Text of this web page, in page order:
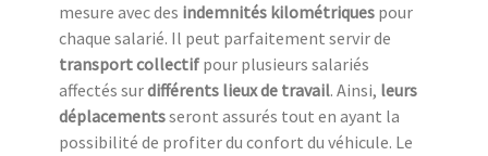
mesure avec des indemnités kilométriques pour
chaque salarié. Il peut parfaitement servir de
transport collectif pour plusieurs salariés
affectés surdifférents lieux de travail. Ainsi, leurs
déplacementsseront assurés tout en ayant la
possibilité de profiter du confort du véhicule. Le